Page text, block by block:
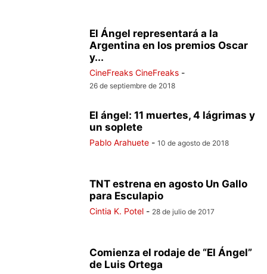
El Ángel representará a la
Argentina en los premios Oscar
y...
CineFreaks CineFreaks -
26 de septiembre de 2018
El ángel: 11 muertes, 4 lágrimas y
un soplete
Pablo Arahuete - 10 de agosto de 2018
TNT estrena en agosto Un Gallo
para Esculapio
Cintia K. Potel - 28 de julio de 2017
Comienza el rodaje de “El Ángel”
de Luis Ortega